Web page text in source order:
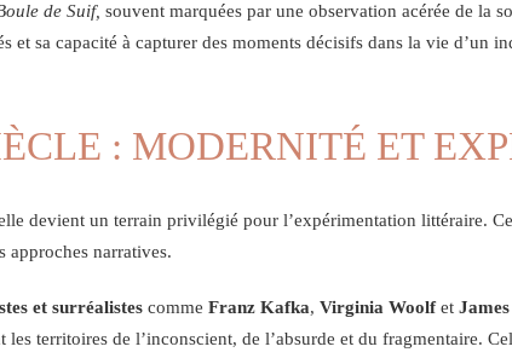
de Suif, souvent marquées par une observation acérée de la
et sa capacité à capturer des moments décisifs dans la vie d’un
: MODERNITÉ ET
devient un terrain privilégié pour l’expérimentation littéraire.
approches narratives.
et surréalistes comme Franz Kafka, Virginia Woolfet
les territoires de l’inconscient, de l’absurde et du fragmentaire.